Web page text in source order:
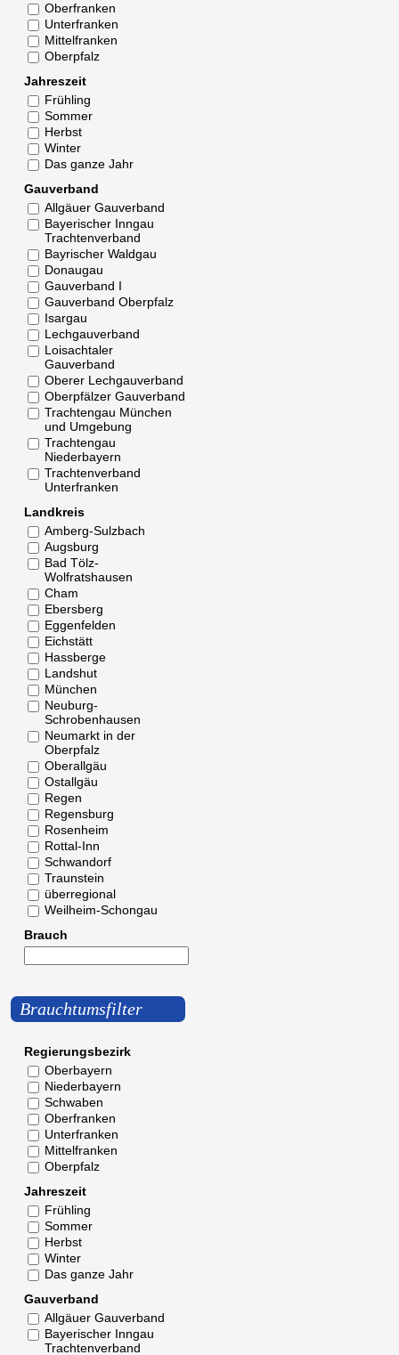
Oberfranken
Unterfranken
Mittelfranken
Oberpfalz
Jahreszeit
Frühling
Sommer
Herbst
Winter
Das ganze Jahr
Gauverband
Allgäuer Gauverband
Bayerischer Inngau
Trachtenverband
Bayrischer Waldgau
Donaugau
Gauverband I
Gauverband Oberpfalz
Isargau
Lechgauverband
Loisachtaler
Gauverband
Oberer Lechgauverband
Oberpfälzer Gauverband
Trachtengau München
und Umgebung
Trachtengau
Niederbayern
Trachtenverband
Unterfranken
Landkreis
Amberg-Sulzbach
Augsburg
Bad Tölz-
Wolfratshausen
Cham
Ebersberg
Eggenfelden
Eichstätt
Hassberge
Landshut
München
Neuburg-
Schrobenhausen
Neumarkt in der
Oberpfalz
Oberallgäu
Ostallgäu
Regen
Regensburg
Rosenheim
Rottal-Inn
Schwandorf
Traunstein
überregional
Weilheim-Schongau
Brauch
Brauchtumsfilter
Regierungsbezirk
Oberbayern
Niederbayern
Schwaben
Oberfranken
Unterfranken
Mittelfranken
Oberpfalz
Jahreszeit
Frühling
Sommer
Herbst
Winter
Das ganze Jahr
Gauverband
Allgäuer Gauverband
Bayerischer Inngau
Trachtenverband